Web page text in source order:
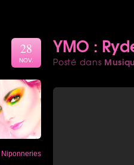
YMO :
Posté dans
28
NOV.
Niponneries